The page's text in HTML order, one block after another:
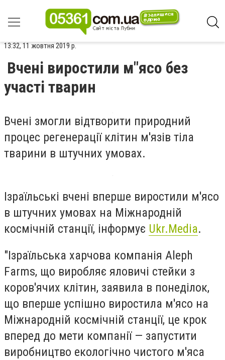
13:32, 11 жовтня 2019 р.
Вчені виростили м"ясо без
участі тварин
Вчені змогли відтворити природний
процес регенерації клітин м'язів тіла
тварини в штучних умовах.
Ізраїльські вчені вперше виростили м'ясо
в штучних умовах на Міжнародній
космічній станції, інформує Ukr.Media.
"Ізраїльська харчова компанія Aleph
Farms, що виробляє яловичі стейки з
коров'ячих клітин, заявила в понеділок,
що вперше успішно виростила м'ясо на
Міжнародній космічній станції, це крок
вперед до мети компанії — запустити
виробництво екологічно чистого м'яса